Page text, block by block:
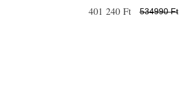
401 240 Ft 534990 Ft